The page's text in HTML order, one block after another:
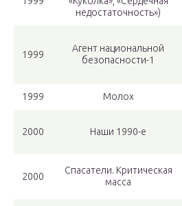
недостаточность»)
1999
Агент национальной
безопасности-1
1999 Молох
2000 Наши 1990-е
2000
Спасатели. Критическая
масса